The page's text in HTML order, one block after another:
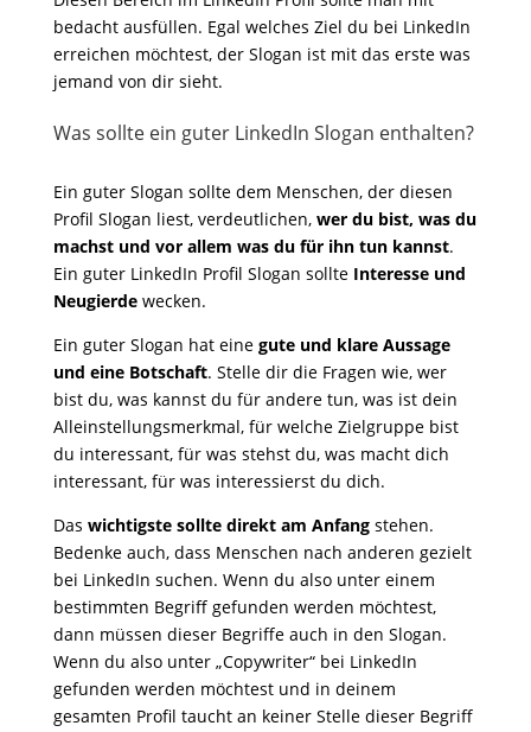
bedacht ausfüllen. Egal welches Ziel du bei LinkedIn
erreichen möchtest, der Slogan ist mit das erste was
jemand von dir sieht.
Was sollte ein guter LinkedIn Slogan enthalten?
Ein guter Slogan sollte dem Menschen, der diesen
Profil Slogan liest, verdeutlichen, wer du bist, was du
machst und vor allem was du für ihn tun kannst.
Ein guter LinkedIn Profil Slogan sollte Interesse und
Neugierdewecken.
Ein guter Slogan hat eine gute und klare Aussage
und eine Botschaft. Stelle dir die Fragen wie, wer
bist du, was kannst du für andere tun, was ist dein
Alleinstellungsmerkmal, für welche Zielgruppe bist
du interessant, für was stehst du, was macht dich
interessant, für was interessierst du dich.
Das wichtigste sollte direkt am Anfangstehen.
Bedenke auch, dass Menschen nach anderen gezielt
bei LinkedIn suchen. Wenn du also unter einem
bestimmten Begriff gefunden werden möchtest,
dann müssen dieser Begriffe auch in den Slogan.
Wenn du also unter „Copywriter“ bei LinkedIn
gefunden werden möchtest und in deinem
gesamten Profil taucht an keiner Stelle dieser Begriff